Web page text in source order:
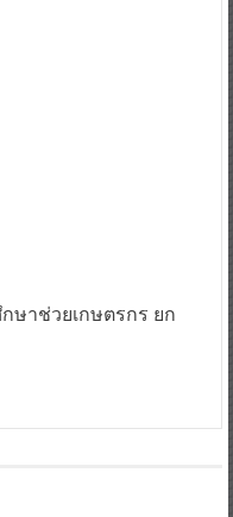
ษาช่วยเกษตรกร ยก